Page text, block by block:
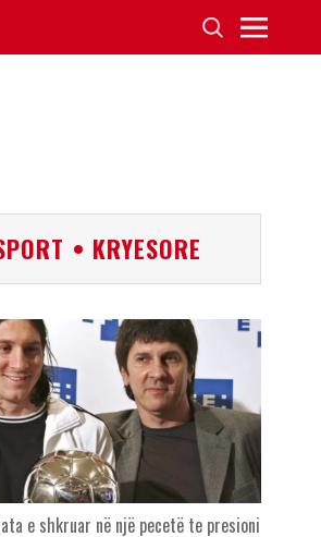
• KRYESORE
e shkruar në një pecetë te presioni